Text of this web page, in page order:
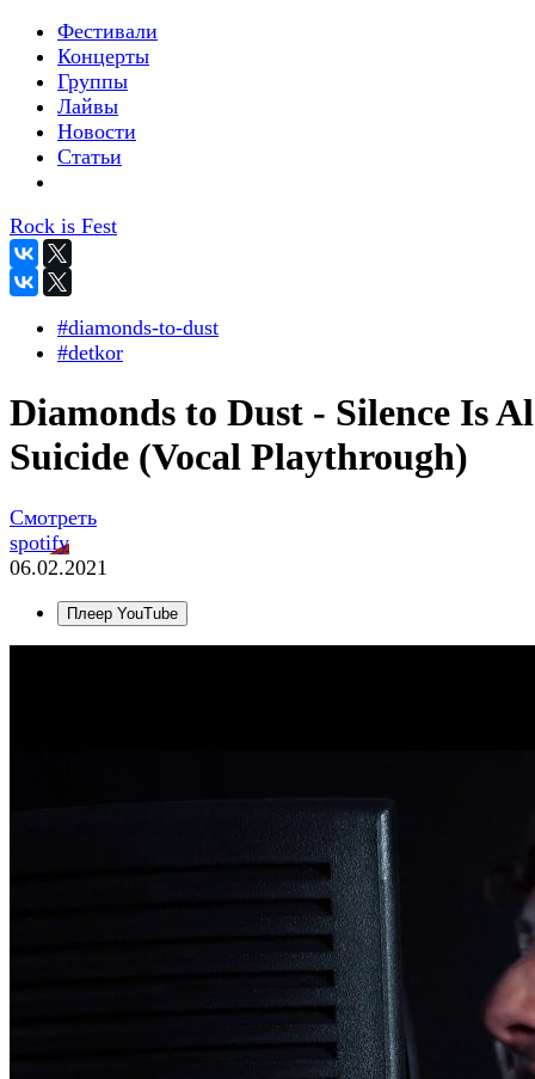
Фестивали
Концерты
Группы
Лайвы
Новости
Статьи
Rock is Fest
#diamonds-to-dust
#detkor
Diamonds to Dust - Silence Is
Suicide (Vocal Playthrough)
Смотреть
spotify
06.02.2021
Плеер YouTube